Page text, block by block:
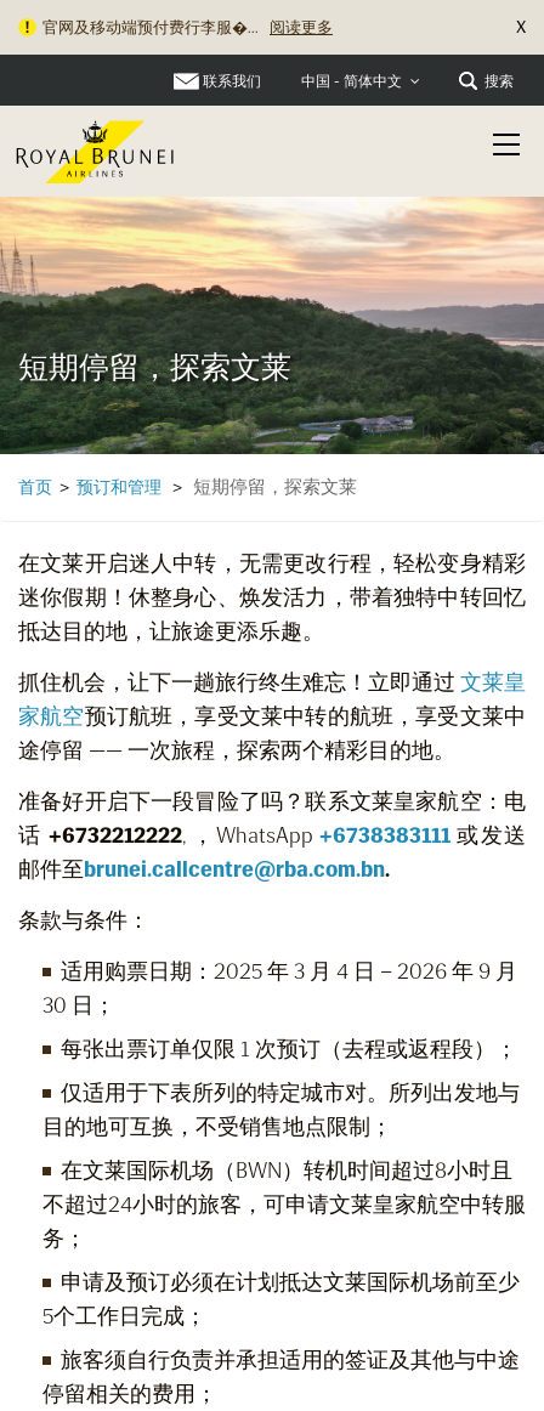
官网及移动端预付费行李服�... 阅读更多
旅行资讯更新：关于充电宝�... 阅读更多
X
联系我们 中国 - 简体中文 搜索
短期停留，探索文莱
首页 > 预订和管理 > 短期停留，探索文莱
在文莱开启迷人中转，无需更改行程，轻松变身精彩
迷你假期！休整身心、焕发活力，带着独特中转回忆
抵达目的地，让旅途更添乐趣。
抓住机会，让下一趟旅行终生难忘！立即通过 文莱皇
家航空预订航班，享受文莱中转的航班，享受文莱中
途停留 —— 一次旅程，探索两个精彩目的地。
准备好开启下一段冒险了吗？联系文莱皇家航空：电
话 +6732212222, ，WhatsApp +6738383111或发送
邮件至brunei.callcentre@rba.com.bn.
条款与条件：
适用购票日期：2025 年 3 月 4 日 – 2026 年 9 月
30 日；
每张出票订单仅限 1 次预订（去程或返程段）；
仅适用于下表所列的特定城市对。所列出发地与
目的地可互换，不受销售地点限制；
在文莱国际机场（BWN）转机时间超过8小时且
不超过24小时的旅客，可申请文莱皇家航空中转服
务；
申请及预订必须在计划抵达文莱国际机场前至少
5个工作日完成；
旅客须自行负责并承担适用的签证及其他与中途
停留相关的费用；